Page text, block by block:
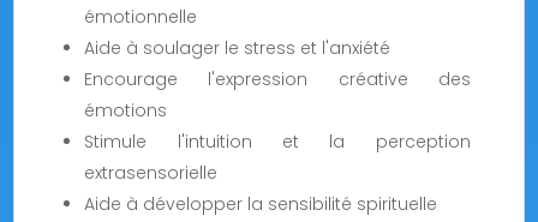
émotionnelle
Aide à soulager le stress et l'anxiété
Encourage l'expression créative des
émotions
Stimule l'intuition et la perception
extrasensorielle
Aide à développer la sensibilité spirituelle